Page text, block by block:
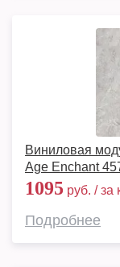
Виниловая
Age Enchant
1095 руб. / за
Подробнее